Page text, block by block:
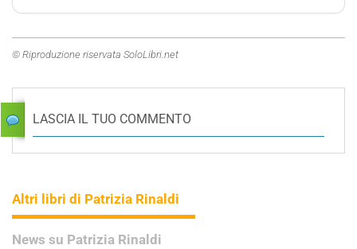
© Riproduzione riservata SoloLibri.net
LASCIA IL TUO COMMENTO
Altri libri di Patrizia Rinaldi
News su Patrizia Rinaldi